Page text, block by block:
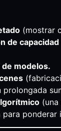
(mostrar
de capacidad
modelos.
prolongada
para ponderar